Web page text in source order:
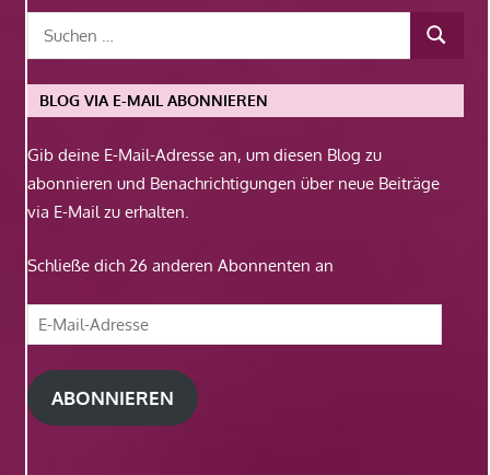
BLOG VIA E-MAIL ABONNIEREN
Gib deine E-Mail-Adresse an, um diesen Blog zu
abonnieren und Benachrichtigungen über neue Beiträge
via E-Mail zu erhalten.
Schließe dich 26 anderen Abonnenten an
E-
Mail-
Adresse
ABONNIEREN